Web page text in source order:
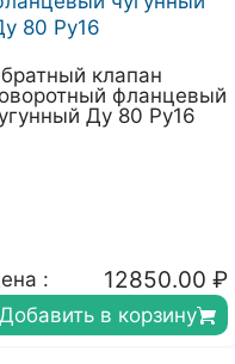
клапан
фланцевый
Ду 80 Ру16
: 12850.00 ₽
Добавить в корзину